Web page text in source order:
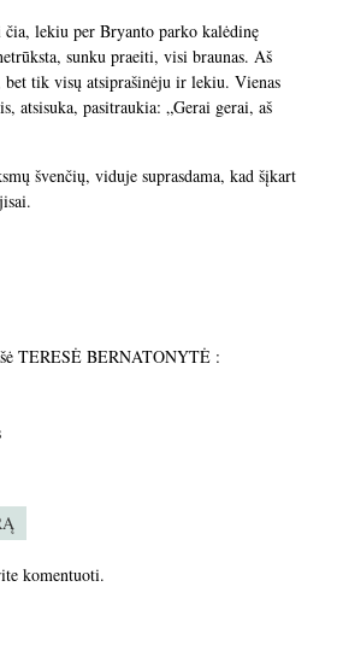
čia, lekiu per Bryanto parko kalėdinę
sunku praeiti, visi braunas. Aš
bet tik visų atsiprašinėju ir lekiu. Vienas
atsisuka, pasitraukia: „Gerai gerai, aš
švenčių, viduje suprasdama, kad šįkart
TERESĖ BERNATONYTĖ :
komentuoti.